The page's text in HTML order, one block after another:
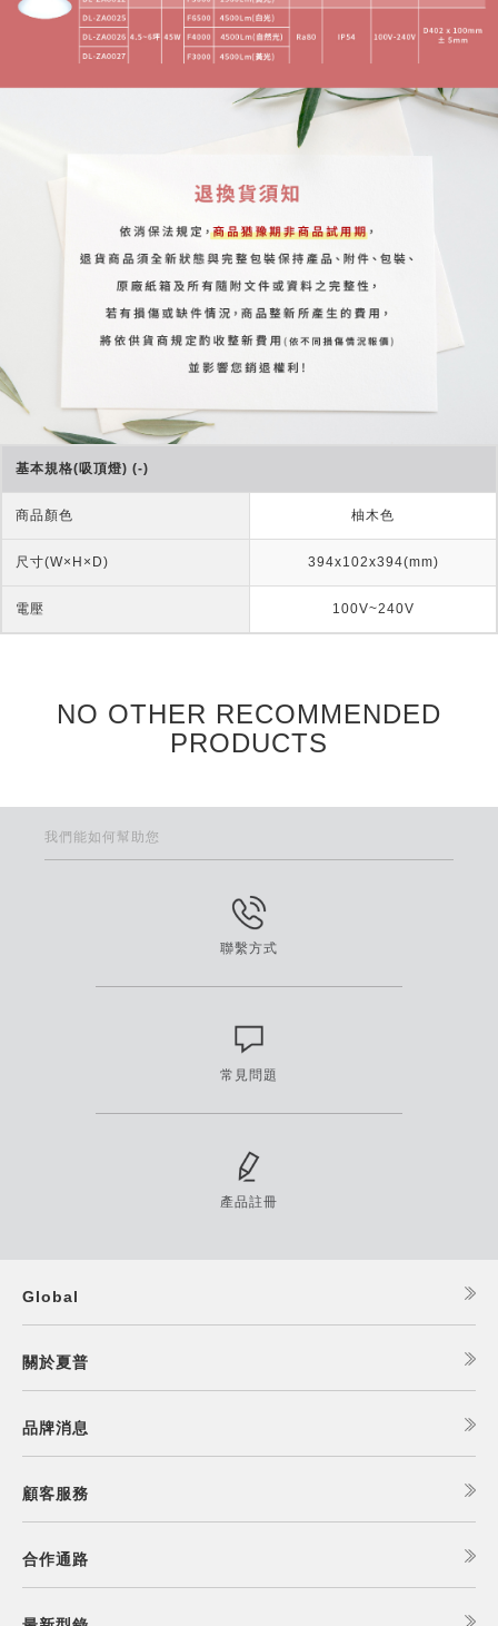
基本規格(吸頂燈) (-)
商品顏色 柚木色
尺寸(W×H×D) 394x102x394(mm)
電壓 100V~240V
NO OTHER RECOMMENDED
PRODUCTS
我們能如何幫助您
聯繫方式
常見問題
產品註冊
Global
關於夏普
品牌消息
顧客服務
合作通路